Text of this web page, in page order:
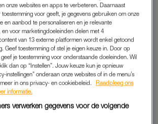
toegang tot alle
online
van te gekke winacties en
puzzels
opzegbaar
onze websites en apps te verbeteren. Daarnaast
voor geeft, je gegevens gebruiken om onze
en aanbod te personaliseren en je relevante
en voor marketingdoeleinden delen met 4
van 13 externe platformen wordt enkel getoond
Geef toestemming of stel je eigen keuze in. Door op
je toestemming voor onderstaande doeleinden. Wil
dan op “Instellen”. Jouw keuze kun je opnieuw
instellingen” onderaan onze websites of in de menu’s
in ons privacy- en cookiebeleid.
Raadpleeg ons
informatie.
verwerken gegevens voor de volgende